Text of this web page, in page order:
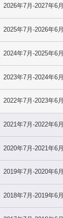
2026年7月-2027年6月
2025年7月-2026年6月
2024年7月-2025年6月
2023年7月-2024年6月
2022年7月-2023年6月
2021年7月-2022年6月
2020年7月-2021年6月
2019年7月-2020年6月
2018年7月-2019年6月